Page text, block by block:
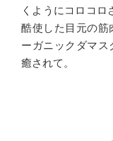
くようにコロコ
酷使した目元の筋
ーガニックダマス
癒されて。